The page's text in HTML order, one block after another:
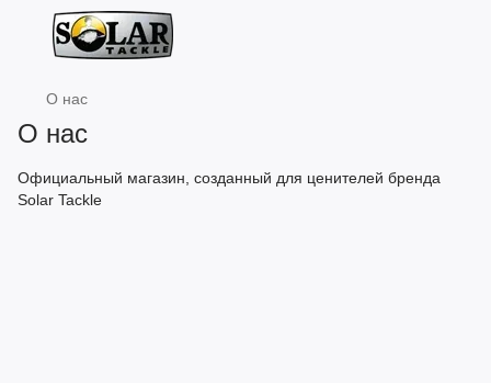
О нас
О нас
Официальный магазин, созданный для ценителей бренда
Solar Tackle